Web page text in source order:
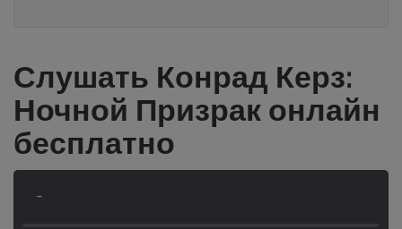
Слушать Конрад Керз:
Ночной Призрак онлайн
бесплатно
-